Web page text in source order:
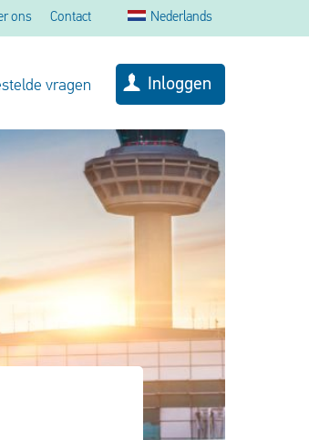
ons Contact Nederlands
vragen Inloggen